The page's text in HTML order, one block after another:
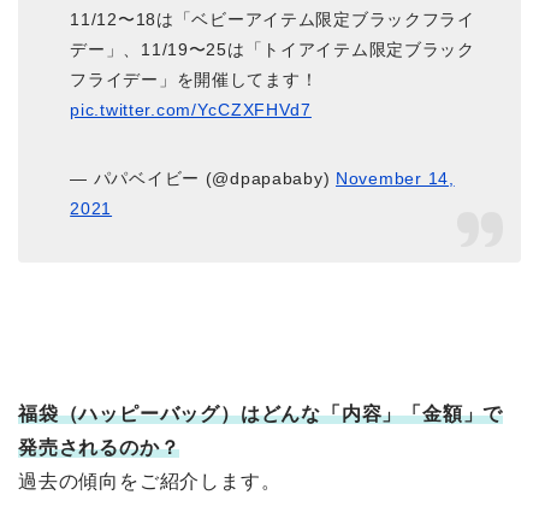
11/12〜18は「ベビーアイテム限定ブラックフライ
デー」、11/19〜25は「トイアイテム限定ブラック
フライデー」を開催してます！
pic.twitter.com/YcCZXFHVd7
— パパベイビー (@dpapababy) November 14,
2021
福袋（ハッピーバッグ）はどんな「内容」「金額」で
発売されるのか？
過去の傾向をご紹介します。